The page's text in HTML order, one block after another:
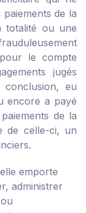
de la
totalité ou une
le compte
jugés
eu
encore a payé
de la
de celle-ci, un
emporte
administrer